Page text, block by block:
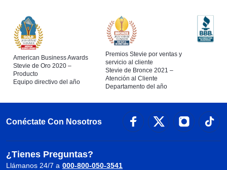
American Business Awards
Stevie de Oro 2020 –
Producto
Equipo directivo del año
Premios Stevie por ventas y
servicio al cliente
Stevie de Bronce 2021 –
Atención al Cliente
Departamento del año
Conéctate Con Nosotros
¿Tienes Preguntas?
Llámanos 24/7 a 000-800-050-3541